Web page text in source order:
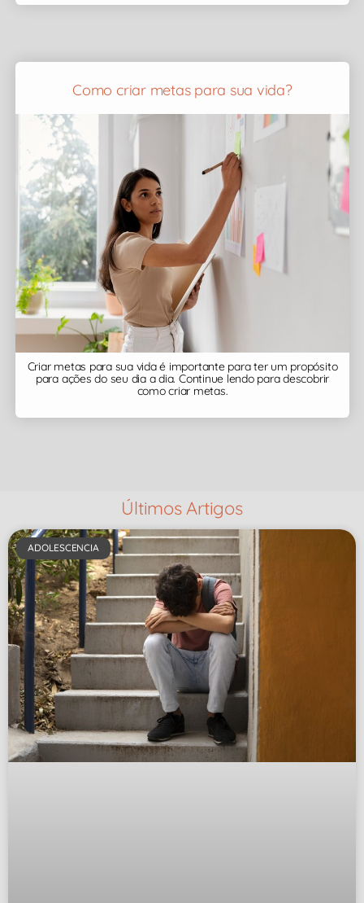
Como criar metas para sua vida?
Criar metas para sua vida é importante para ter um propósito
para ações do seu dia a dia. Continue lendo para descobrir
como criar metas.
Últimos Artigos
ADOLESCENCIA